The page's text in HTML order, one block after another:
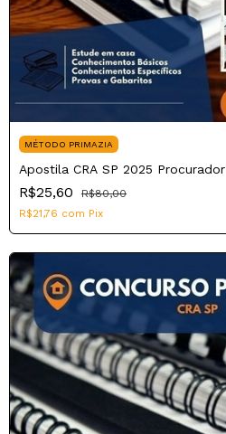
MÉTODO PRIMAZIA
Apostila CRA SP 2025
R$25,60
R$80,00
R$21,76 com Pix